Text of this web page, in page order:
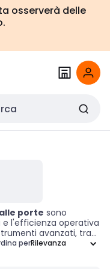
osserverà delle
porte sono
e l'efficienza operativa
avanzati, tra
permettono di
per